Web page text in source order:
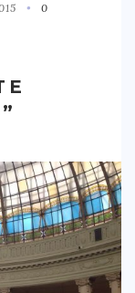
0